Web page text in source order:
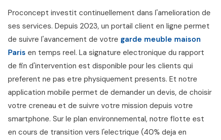
Proconcept investit continuellement dans l'amelioration de
ses services. Depuis 2023, un portail client en ligne permet
de suivre l'avancement de votre garde meuble maison
Paris en temps reel. La signature electronique du rapport
de fin d'intervention est disponible pour les clients qui
preferent ne pas etre physiquement presents. Et notre
application mobile permet de demander un devis, de choisir
votre creneau et de suivre votre mission depuis votre
smartphone. Sur le plan environnemental, notre flotte est
en cours de transition vers l'electrique (40% deja en